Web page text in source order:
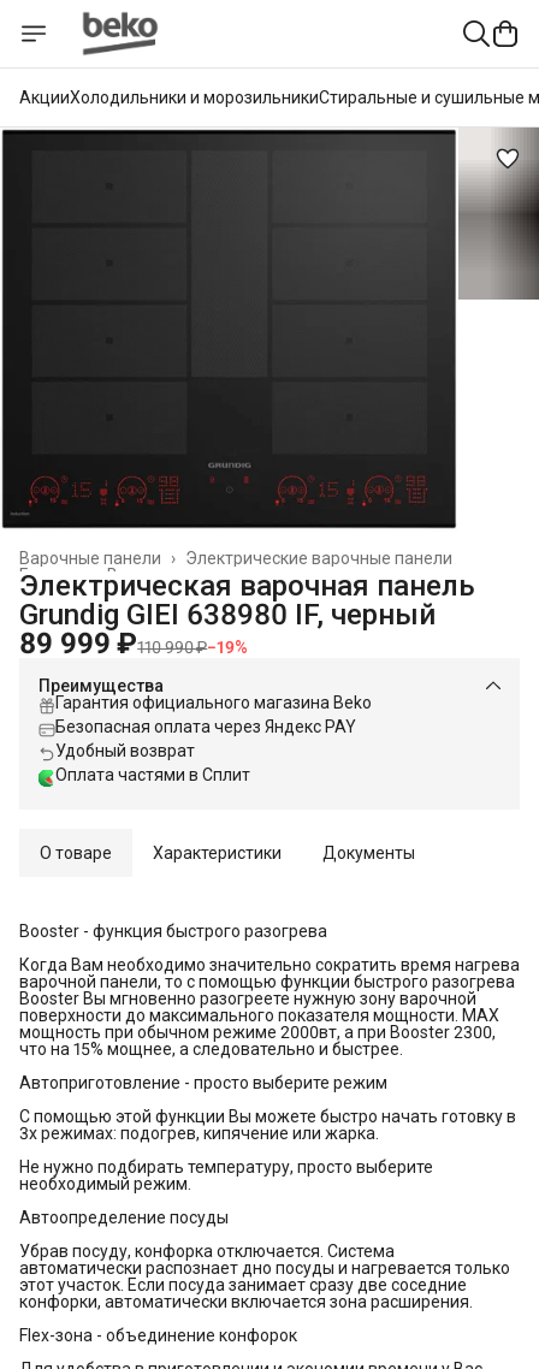
АкцииХолодильники и морозильникиСтиральные и сушильные
Электрические варочные панели
Варочные панели
›
Встраиваемая техника
Главная
Электрическая варочная панель
Grundig GIEI 638980 IF, черный
89 999 ₽110 990 ₽−19%
Преимущества
Гарантия официального магазина Beko
Безопасная оплата через Яндекс PAY
Удобный возврат
Оплата частями в Сплит
О товаре Характеристики Документы
Booster - функция быстрого разогрева
Когда Вам необходимо значительно сократить время нагрева
варочной панели, то с помощью функции быстрого разогрева
Booster Вы мгновенно разогреете нужную зону варочной
поверхности до максимального показателя мощности. MAX
мощность при обычном режиме 2000вт, а при Booster 2300,
что на 15% мощнее, а следовательно и быстрее.
Автоприготовление - просто выберите режим
С помощью этой функции Вы можете быстро начать готовку в
3х режимах: подогрев, кипячение или жарка.
Не нужно подбирать температуру, просто выберите
необходимый режим.
Автоопределение посуды
Убрав посуду, конфорка отключается. Система
автоматически распознает дно посуды и нагревается только
этот участок. Если посуда занимает сразу две соседние
конфорки, автоматически включается зона расширения.
Flex-зона - объединение конфорок